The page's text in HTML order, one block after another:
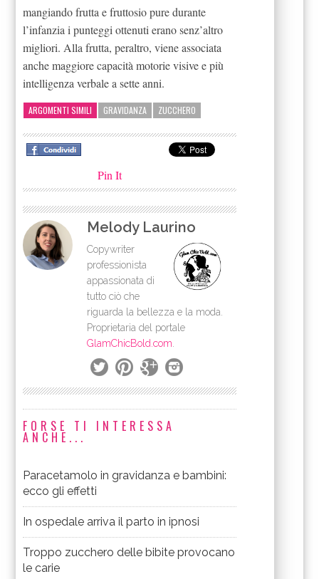
mangiando frutta e fruttosio pure durante
l’infanzia i punteggi ottenuti erano senz’altro
migliori. Alla frutta, peraltro, viene associata
anche maggiore capacità motorie visive e più
intelligenza verbale a sette anni.
ARGOMENTI SIMILI GRAVIDANZA ZUCCHERO
Pin It
Melody Laurino
Copywriter
professionista
appassionata di
tutto ciò che
riguarda la bellezza e la moda.
Proprietaria del portale
GlamChicBold.com
FORSE TI INTERESSA
ANCHE...
Paracetamolo in gravidanza e bambini:
ecco gli effetti
In ospedale arriva il parto in ipnosi
Troppo zucchero delle bibite provocano
le carie